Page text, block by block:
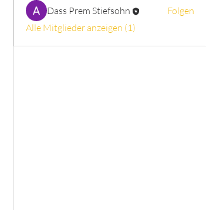
Dass Prem Stiefsohn
Folgen
Alle Mitglieder anzeigen (1)